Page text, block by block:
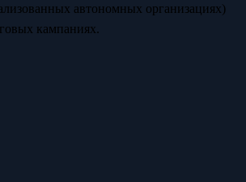
автономных организациях)
кампаниях.